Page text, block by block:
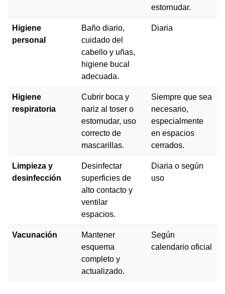
estornudar.
Higiene
personal
Baño diario,
cuidado del
cabello y uñas,
higiene bucal
adecuada.
Diaria
Higiene
respiratoria
Cubrir boca y
nariz al toser o
estornudar, uso
correcto de
mascarillas.
Siempre que sea
necesario,
especialmente
en espacios
cerrados.
Limpieza y
desinfección
Desinfectar
superficies de
alto contacto y
ventilar
espacios.
Diaria o según
uso
Vacunación
Mantener
esquema
completo y
actualizado.
Según
calendario oficial